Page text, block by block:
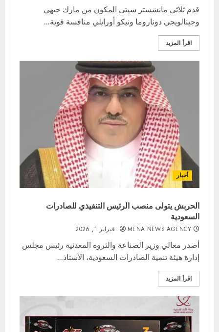
قدم ثلاثي مانشستر سيتي المكون من مارك جيهي
وجينالويجي دوناروما ونيكو أورايلي منافسة قوية...
اقرأ المزيد
أخبار
الحربش يتولى منصب الرئيس التنفيذي للصادرات
السعودية
MENA NEWS AGENCY فبراير 1, 2026
أصدر معالي وزير الصناعة والثروة المعدنية رئيس مجلس
إدارة هيئة تنمية الصادرات السعودية، الأستاذ...
اقرأ المزيد